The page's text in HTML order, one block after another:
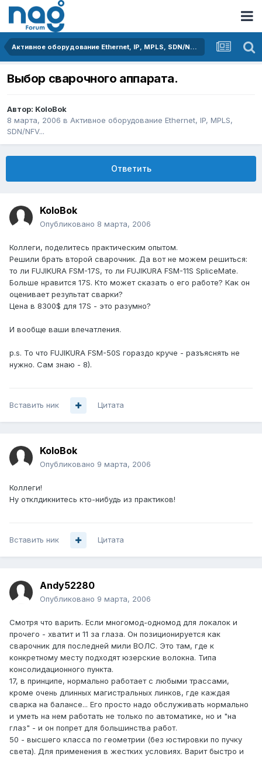
Активное оборудование Ethernet, IP, MPLS, SDN/NFV...
Выбор сварочного аппарата.
Автор: KoloBok
8 марта, 2006 в Активное оборудование Ethernet, IP, MPLS,
SDN/NFV...
Ответить
KoloBok
Опубликовано 8 марта, 2006
Коллеги, поделитесь практическим опытом.
Решили брать второй сварочник. Да вот не можем решиться:
то ли FUJIKURA FSM-17S, то ли FUJIKURA FSM-11S SpliceMate.
Больше нравится 17S. Кто может сказать о его работе? Как он
оценивает результат сварки?
Цена в 8300$ для 17S - это разумно?
И вообще ваши впечатления.
p.s. То что FUJIKURA FSM-50S гораздо круче - разъяснять не
нужно. Сам знаю - 8).
Вставить ник Цитата
KoloBok
Опубликовано 9 марта, 2006
Коллеги!
Ну отклдикнитесь кто-нибудь из практиков!
Вставить ник Цитата
Andy52280
Опубликовано 9 марта, 2006
Смотря что варить. Если многомод-одномод для локалок и
прочего - хватит и 11 за глаза. Он позиционируется как
сварочник для последней мили ВОЛС. Это там, где к
конкретному месту подходят юзерские волокна. Типа
консолидационного пункта.
17, в принципе, нормально работает с любыми трассами,
кроме очень длинных магистральных линков, где каждая
сварка на балансе... Его просто надо обслуживать нормально
и уметь на нем работать не только по автоматике, но и "на
глаз" - и он попрет для большинства работ.
50 - высшего класса по геометрии (без юстировки по пучку
света). Для применения в жестких условиях. Варит быстро и